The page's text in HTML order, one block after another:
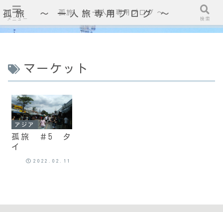
孤旅 〜 一人旅専用ブログ ～
マーケット
アジア
孤旅 ＃5 タ
イ
2022.02.11
メニュー
孤旅 〜 一人旅専用ブログ ～
検索